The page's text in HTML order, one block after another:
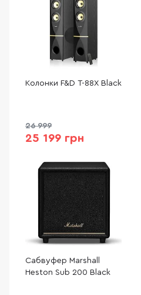
Колонки F&D T-88X Black
26 999
25 199 грн
Сабвуфер Marshall
Heston Sub 200 Black